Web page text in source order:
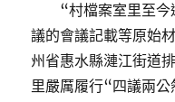
“村檔案室里至
議的會議記載等原始
州省惠水縣漣江街道
里嚴厲履行“四議兩